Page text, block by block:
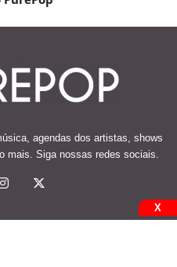
agendas dos artistas, shows
mais. Siga nossas redes sociais.
X